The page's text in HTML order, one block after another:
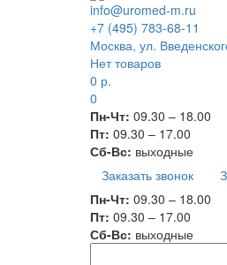
info@uromed-m.ru
+7 (495) 783-68-11
Москва, ул.
Нет товаров
0 р.
0
Пн-Чт: 09.30 – 18.00
Пт: 09.30 – 17.00
Сб-Вс: выходные
Заказать звонок
Пн-Чт: 09.30 – 18.00
Пт: 09.30 – 17.00
Сб-Вс: выходные